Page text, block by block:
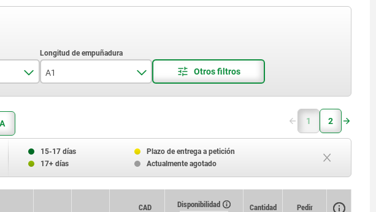
A1
79,6
1 2
15-17 días
Plazo de entrega a petición
17+ días
Actualmente agotado
CAD
Disponibilidad
Cantidad Pedir
CAD
Disponibilidad
Cantidad Pedir